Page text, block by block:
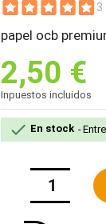
3
papel ocb
2,50 €
Inpuestos incluidos
 En stock